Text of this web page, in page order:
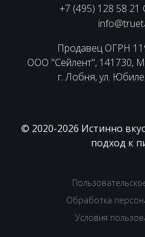
+7 (495) 128 58 21
Продавец ОГРН
ООО "Сейлент", 141730,
г. Лобня, ул.
© 2020-2026 Истинно
подход к
Обработка
Условия